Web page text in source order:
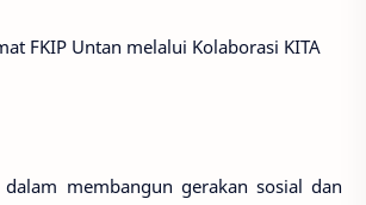
FKIP Untan melalui Kolaborasi KITA
membangun gerakan sosial dan